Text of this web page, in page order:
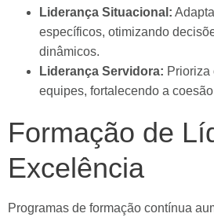
Liderança Situacional:
específicos, otimizando
dinâmicos.
Liderança Servidora: Prioriza
equipes, fortalecendo a
Formação de
Excelência
Programas de formação contínua